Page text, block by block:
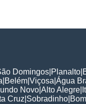
Domingos Planalto
Belém Viçosa Água
Novo Alto Alegre
Cruz Sobradinho